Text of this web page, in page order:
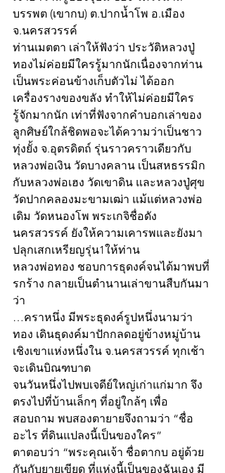
บรรพต (เขากบ) ต.ปากน้ำโพ อ.เมือง
จ.นครสวรรค์
ท่านเมตตา เล่าให้ฟังว่า ประวัติหลวงปู่
ทองไม่ค่อยมีใครรู้มากนักเนื่องจากท่าน
เป็นพระค่อนข้างเก็บตัวไม่ ได้ออก
เครื่องรางของขลัง ทำให้ไม่ค่อยมีใคร
รู้จักมากนัก เท่าที่ฟังจากคำบอกเล่าของ
ลูกศิษย์ใกล้ชิดพอจะได้ความว่าเป็นชาว
ทุ่งยั้ง จ.อุตรดิตถ์ รุ่นราวคราวเดียวกับ
หลวงพ่อเงิน วัดบางคลาน เป็นสหธรรมิก
กับหลวงพ่อเฮง วัดเขาดิน และหลวงปู่ศุข
วัดปากคลองมะขามเฒ่า แม้แต่หลวงพ่อ
เดิม วัดหนองโพ พระเกจิชื่อดัง
นครสวรรค์ ยังให้ความเคารพและยังมา
ปลุกเสกเหรียญรุ่น1ให้ท่าน
หลวงพ่อทอง ชอบการธุดงค์จนได้มาพบที่
รกร้าง กลายเป็นตำนานเล่าขานสืบกันมา
ว่า
…คราหนึ่ง มีพระธุดงค์รูปหนึ่งนามว่า
ทอง เดินธุดงค์มาปักกลดอยู่ข้างหมู่บ้าน
เชิงเขาแห่งหนึ่งใน จ.นครสวรรค์ ทุกเช้า
จะเดินบิณฑบาต
จนวันหนึ่งไปพบเจดีย์ใหญ่เก่าแก่มาก จึง
ตรงไปที่บ้านเล็กๆ ที่อยู่ใกล้ๆ เพื่อ
สอบถาม พบสองตายายจึงถามว่า “ชื่อ
อะไร ที่ดินแปลงนี้เป็นของใคร”
ตาตอบว่า “พระคุณเจ้า ชื่อตากบ อยู่ด้วย
กันกับยายเขียด ที่แห่งนี้เป็นของฉันเอง มี